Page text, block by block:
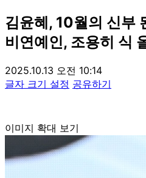
김윤혜, 10월의 신부
비연예인, 조용히 식
2025.10.13 오전 10:14
글자 크기 설정 공유하기
이미지 확대 보기